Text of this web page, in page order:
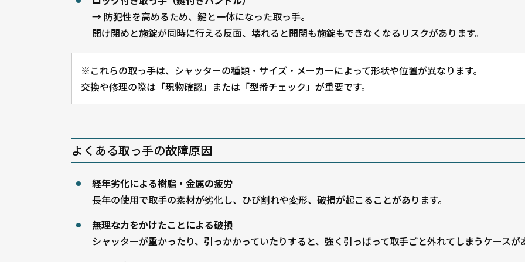
→ 防犯性を高めるため、鍵と一体になった取っ手。
開け閉めと施錠が同時に行える反面、壊れると開閉も施錠もできなくなるリスクがあります。
※これらの取っ手は、シャッターの種類・サイズ・メーカーによって形状や位置が異なります。
交換や修理の際は「現物確認」または「型番チェック」が重要です。
よくある取っ手の故障原因
経年劣化による樹脂・金属の疲労
長年の使用で取手の素材が劣化し、ひび割れや変形、破損が起こることがあります。
無理な力をかけたことによる破損
シャッターが重かったり、引っかかっていたりすると、強く引っぱって取手ごと外れてしまうケースが